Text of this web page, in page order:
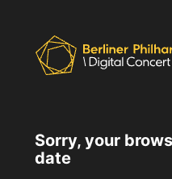
Sorry, your
date